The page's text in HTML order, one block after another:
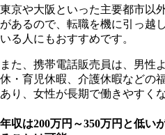
東京や大阪といった主要都市以
があるので、転職を機に引っ越
いる人にもおすすめです。
また、携帯電話販売員は、男性
休・育児休暇、介護休暇などの
あり、女性が長期で働きやすく
年収は200万円～350万円と低い